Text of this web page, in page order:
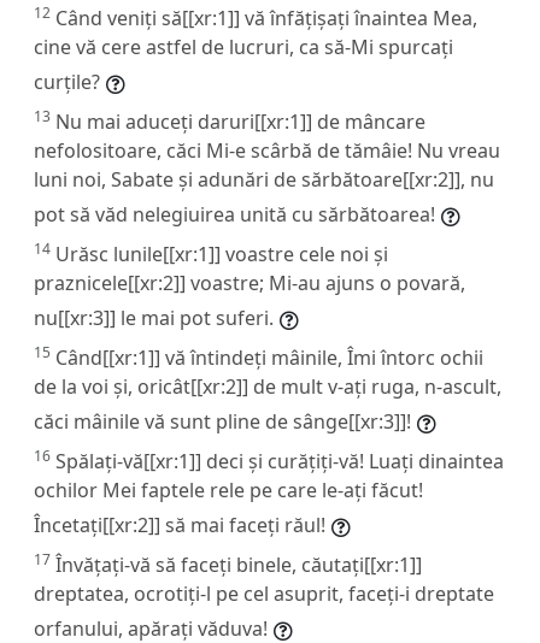
12 Când veniți să[[xr:1]] vă înfățișați înaintea Mea,
cine vă cere astfel de lucruri, ca să-Mi spurcați
curțile?
13 Nu mai aduceți daruri[[xr:1]] de mâncare
nefolositoare, căci Mi-e scârbă de tămâie! Nu vreau
luni noi, Sabate și adunări de sărbătoare[[xr:2]], nu
pot să văd nelegiuirea unită cu sărbătoarea!
14 Urăsc lunile[[xr:1]] voastre cele noi și
praznicele[[xr:2]] voastre; Mi-au ajuns o povară,
nu[[xr:3]] le mai pot suferi.
15 Când[[xr:1]] vă întindeți mâinile, Îmi întorc ochii
de la voi și, oricât[[xr:2]] de mult v-ați ruga, n-ascult,
căci mâinile vă sunt pline de sânge[[xr:3]]!
16 Spălați-vă[[xr:1]] deci și curățiți-vă! Luați dinaintea
ochilor Mei faptele rele pe care le-ați făcut!
Încetați[[xr:2]] să mai faceți răul!
17 Învățați-vă să faceți binele, căutați[[xr:1]]
dreptatea, ocrotiți-l pe cel asuprit, faceți-i dreptate
orfanului, apărați văduva!